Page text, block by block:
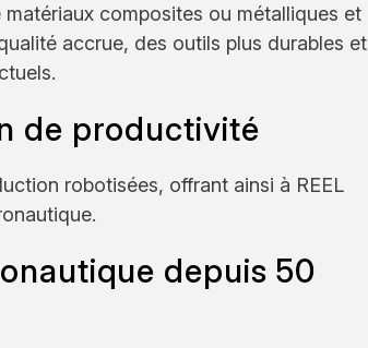
composites ou métalliques et
accrue, des outils plus durables et
de productivité
robotisées, offrant ainsi à REEL
depuis 50